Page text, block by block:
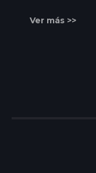
Ver más >>